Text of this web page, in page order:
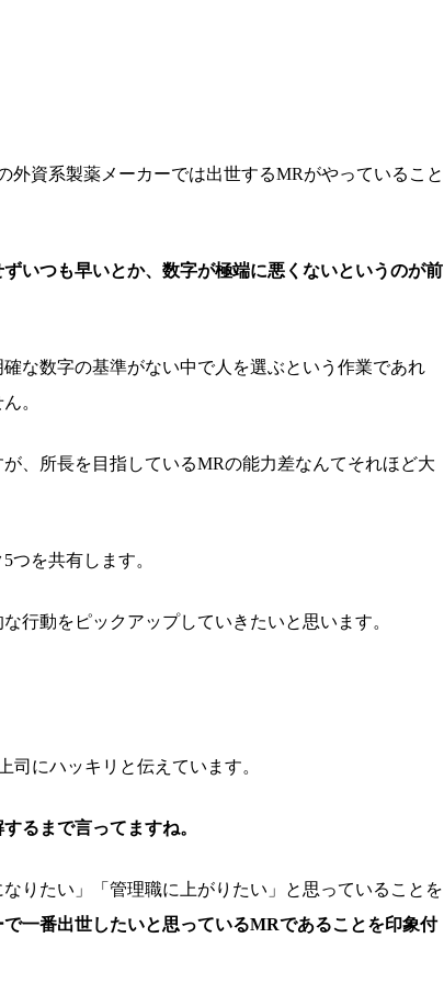
資系製薬メーカーでは出世するMRがやっていること
いつも早いとか、数字が極端に悪くないというのが前
な数字の基準がない中で人を選ぶという作業であれ
。
、所長を目指しているMRの能力差なんてそれほど大
つを共有します。
行動をピックアップしていきたいと思います。
にハッキリと伝えています。
るまで言ってますね。
りたい」「管理職に上がりたい」と思っていることを
一番出世したいと思っているMRであることを印象付